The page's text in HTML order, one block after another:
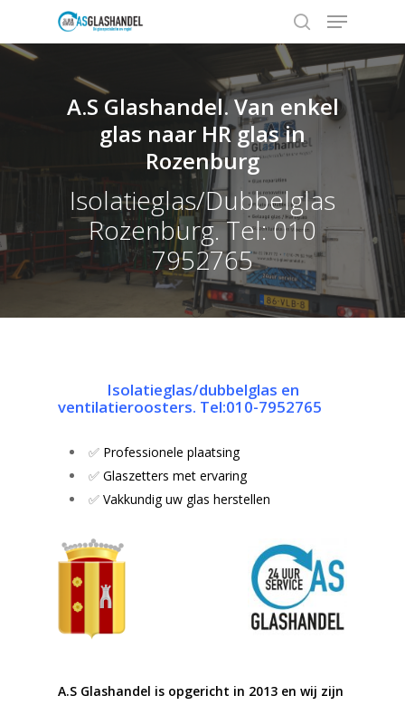
Hit enter to search or ESC to close
A.S Glashandel. Van enkel
glas naar HR glas in
Rozenburg
Isolatieglas/Dubbelglas
Rozenburg. Tel: 010
7952765
Isolatieglas/dubbelglas en
ventilatieroosters. Tel:010-7952765
✅ Professionele plaatsing
✅ Glaszetters met ervaring
✅ Vakkundig uw glas herstellen
A.S Glashandel is opgericht in 2013 en wij zijn